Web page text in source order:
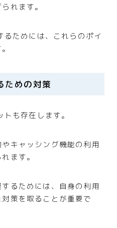
れます。
るためには、これらのポイ
ための対策
も存在します。
キャッシング機能の利用
ます。
るためには、自身の利用
策を取ることが重要で